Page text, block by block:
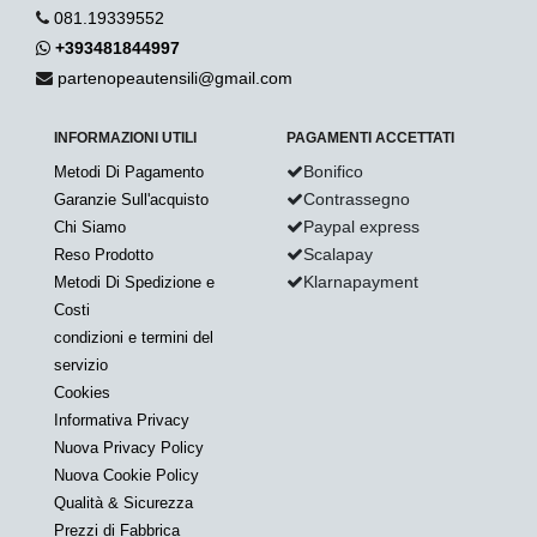
081.19339552
+393481844997
partenopeautensili@gmail.com
INFORMAZIONI UTILI
Metodi Di Pagamento
Garanzie Sull'acquisto
Chi Siamo
Reso Prodotto
Metodi Di Spedizione e
Costi
condizioni e termini del
servizio
Cookies
Informativa Privacy
Nuova Privacy Policy
Nuova Cookie Policy
Qualità & Sicurezza
Prezzi di Fabbrica
PAGAMENTI ACCETTATI
Bonifico
Contrassegno
Paypal express
Scalapay
Klarnapayment